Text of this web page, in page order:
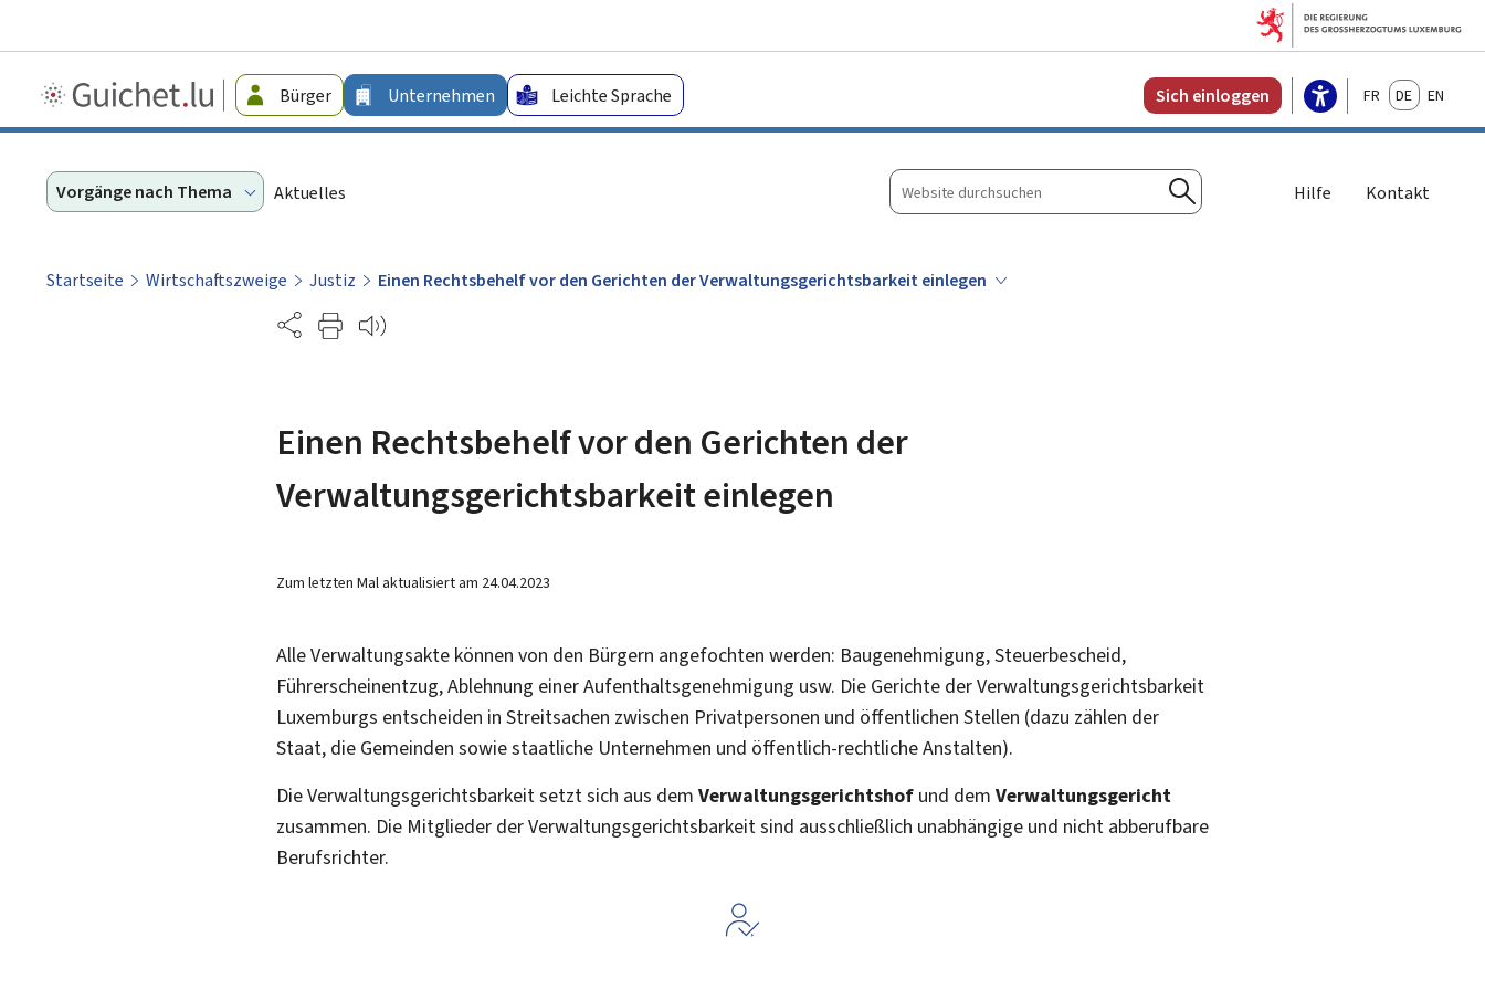
Guichet.lu
-
Bürger Unternehmen Leichte Sprache Sich einloggen FrançaisDeutschEnglish
Vorgänge nach Thema Aktuelles
Website
durchsuchen
Suchen
Hilfe Kontakt
Startseite Wirtschaftszweige Justiz
Einen Rechtsbehelf vor den Gerichten der Verwaltungsgerichtsbarkeit einlegen
Partage
Einen Rechtsbehelf vor den Gerichten der
Verwaltungsgerichtsbarkeit einlegen
Zum letzten Mal aktualisiert am 24.04.2023
Alle Verwaltungsakte können von den Bürgern angefochten werden: Baugenehmigung, Steuerbescheid,
Führerscheinentzug, Ablehnung einer Aufenthaltsgenehmigung usw. Die Gerichte der Verwaltungsgerichtsbarkeit
Luxemburgs entscheiden in Streitsachen zwischen Privatpersonen und öffentlichen Stellen (dazu zählen der
Staat, die Gemeinden sowie staatliche Unternehmen und öffentlich-rechtliche Anstalten).
Die Verwaltungsgerichtsbarkeit setzt sich aus dem Verwaltungsgerichtshof und dem Verwaltungsgericht
zusammen. Die Mitglieder der Verwaltungsgerichtsbarkeit sind ausschließlich unabhängige und nicht abberufbare
Berufsrichter.